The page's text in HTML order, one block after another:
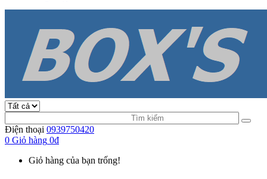
Điện thoại 0939750420
0 Giỏ hàng 0đ
Giỏ hàng của bạn trống!